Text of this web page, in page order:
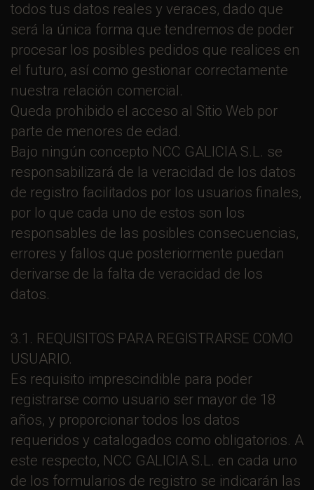
todos tus datos reales y veraces, dado que
será la única forma que tendremos de poder
procesar los posibles pedidos que realices en
el futuro, así como gestionar correctamente
nuestra relación comercial.
Queda prohibido el acceso al Sitio Web por
parte de menores de edad.
Bajo ningún concepto NCC GALICIA S.L. se
responsabilizará de la veracidad de los datos
de registro facilitados por los usuarios finales,
por lo que cada uno de estos son los
responsables de las posibles consecuencias,
errores y fallos que posteriormente puedan
derivarse de la falta de veracidad de los
datos.
3.1. REQUISITOS PARA REGISTRARSE COMO
USUARIO.
Es requisito imprescindible para poder
registrarse como usuario ser mayor de 18
años, y proporcionar todos los datos
requeridos y catalogados como obligatorios. A
este respecto, NCC GALICIA S.L. en cada uno
de los formularios de registro se indicarán las